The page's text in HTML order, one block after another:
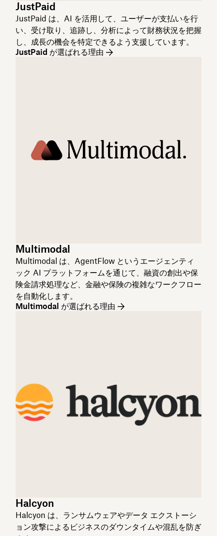
JustPaid
JustPaid は、AI を活用して、ユーザーが支払いを行
い、受け取り、追跡し、分析によって財務状況を把握
し、成長の機会を特定できるよう支援しています。
JustPaid が選ばれる理由
Multimodal
Multimodal は、AgentFlow というエージェンティ
ック AI プラットフォームを通じて、融資の創出や保
険金請求処理など、金融や保険の複雑なワークフロー
を自動化します。
Multimodal が選ばれる理由
Halcyon
Halcyon は、ランサムウェアやデータ エクストーシ
ョン攻撃によるビジネスのダウンタイムや混乱を防ぎ